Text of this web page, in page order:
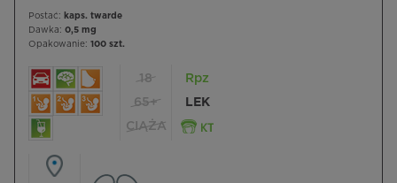
Postać: kaps. twarde
Dawka: 0,5 mg
Opakowanie: 100 szt.
18
65+
CIĄŻA
Rpz
LEK